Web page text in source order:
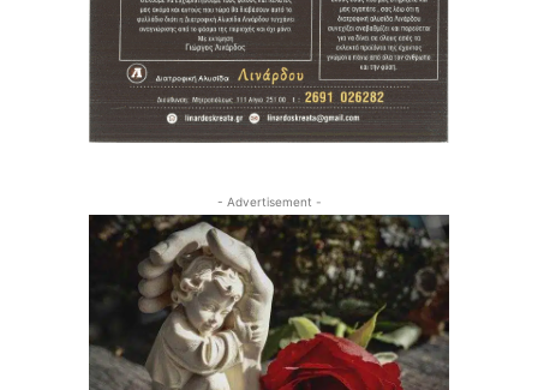
- Advertisement -